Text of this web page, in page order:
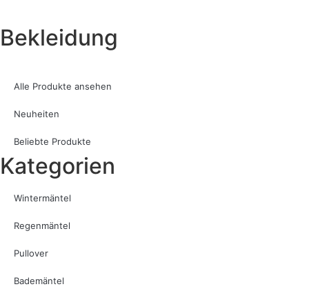
Bekleidung
Alle Produkte ansehen
Neuheiten
Beliebte Produkte
Kategorien
Wintermäntel
Regenmäntel
Pullover
Bademäntel